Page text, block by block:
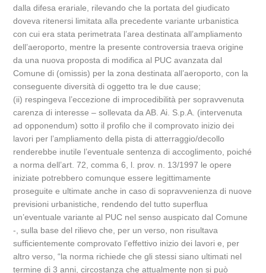
dalla difesa erariale, rilevando che la portata del giudicato
doveva ritenersi limitata alla precedente variante urbanistica
con cui era stata perimetrata l’area destinata all’ampliamento
dell’aeroporto, mentre la presente controversia traeva origine
da una nuova proposta di modifica al PUC avanzata dal
Comune di (omissis) per la zona destinata all’aeroporto, con la
conseguente diversità di oggetto tra le due cause;
(ii) respingeva l’eccezione di improcedibilità per sopravvenuta
carenza di interesse – sollevata da AB. Ai. S.p.A. (intervenuta
ad opponendum) sotto il profilo che il comprovato inizio dei
lavori per l’ampliamento della pista di atterraggio/decollo
renderebbe inutile l’eventuale sentenza di accoglimento, poiché
a norma dell’art. 72, comma 6, l. prov. n. 13/1997 le opere
iniziate potrebbero comunque essere legittimamente
proseguite e ultimate anche in caso di sopravvenienza di nuove
previsioni urbanistiche, rendendo del tutto superflua
un’eventuale variante al PUC nel senso auspicato dal Comune
-, sulla base del rilievo che, per un verso, non risultava
sufficientemente comprovato l’effettivo inizio dei lavori e, per
altro verso, “la norma richiede che gli stessi siano ultimati nel
termine di 3 anni, circostanza che attualmente non si può